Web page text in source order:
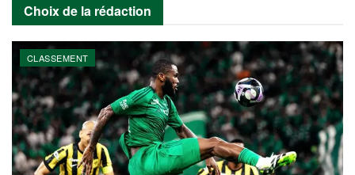
Choix de la rédaction
CLASSEMENT